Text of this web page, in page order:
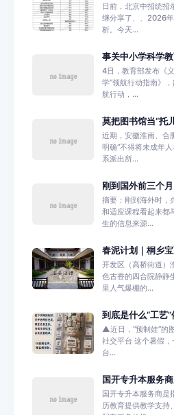
日前，北京中招统招
继分享了、、2026
析。今天...
事关中小学科学
4日，教育部发布《
学”领航行动指南》
航行动，...
莫把图书馆当“托
近期，安徽淮南、合
明确“不得将未成年
系派出所...
刚到国外前三个
摘要：刚到海外时，
和适应课程看起来都
生的信息来源...
春泥计划｜桐乡
开发区（高桥街道）
色古香的四合院静静
里人气爆棚的...
到底是什么“工艺
▲近日，“预制娃”的
社交平台 这个暑假，
台...
国开专升本服务
国开专升本服务商是
历教育提供教学支持